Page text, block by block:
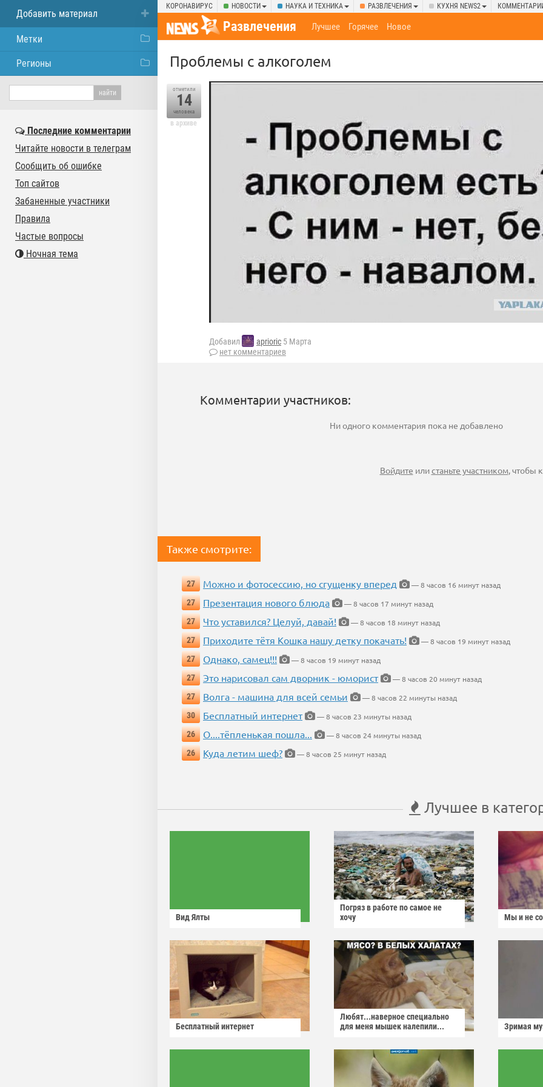
КОРОНАВИРУС НОВОСТИ НАУКА И ТЕХНИКА РАЗВЛЕЧЕНИЯ КУХНЯ NEWS2
Развлечения Лучшее Горячее Новое
Проблемы с алкоголем
отметили
14
человека
в архиве
Добавил aprioric 5 Марта
нет комментариев
Комментарии участников:
Ни одного комментария пока не добавлено
Войдите илистаньте участником, чтобы
Также смотрите:
27 Можно и фотосессию, но сгущенку вперед
— 8 часов 16 минут назад
27
Презентация нового блюда
— 8 часов 17 минут назад
27
Что уставился? Целуй, давай!
— 8 часов 18 минут назад
27
Приходите тётя Кошка нашу детку покачать!
— 8 часов 19 минут назад
27
Однако, самец!!!
— 8 часов 19 минут назад
27
Это нарисовал сам дворник - юморист
— 8 часов 20 минут назад
27
Волга - машина для всей семьи
— 8 часов 22 минуты назад
30
Бесплатный интернет
— 8 часов 23 минуты назад
26
О....тёпленькая пошла...
— 8 часов 24 минуты назад
26
Куда летим шеф? — 8 часов 25 минут назад
Лучшее в
Вид Ялты
Погряз в работе по самое не
хочу
Мы и не
Бесплатный интернет
Любят...наверное специально
для меня мышек налепили...
Зримая
Добавить материал
Метки
Регионы
Последние комментарии
Читайте новости в телеграм
Сообщить об ошибке
Топ сайтов
Забаненные участники
Правила
Частые вопросы
Ночная тема